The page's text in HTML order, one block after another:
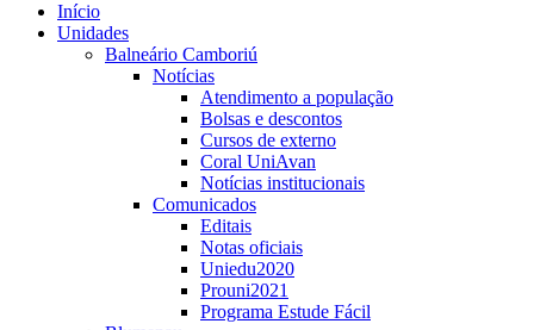
Início
Unidades
Balneário Camboriú
Notícias
Atendimento a população
Bolsas e descontos
Cursos de externo
Coral UniAvan
Notícias institucionais
Comunicados
Editais
Notas oficiais
Uniedu2020
Prouni2021
Programa Estude Fácil